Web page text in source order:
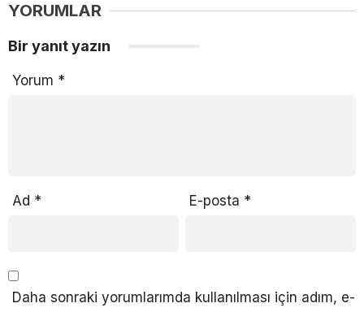
YORUMLAR
Bir yanıt yazın
Yorum *
Ad * E-posta *
Daha sonraki yorumlarımda kullanılması için adım, e-